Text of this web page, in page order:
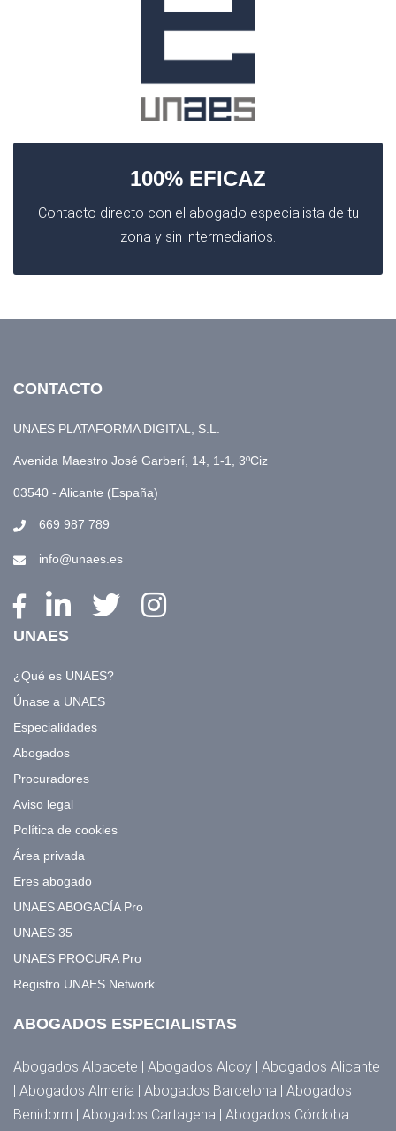
100% EFICAZ
Contacto directo con el abogado especialista de tu
zona y sin intermediarios.
CONTACTO
UNAES PLATAFORMA DIGITAL, S.L.
Avenida Maestro José Garberí, 14, 1-1, 3ºCiz
03540 - Alicante (España)
669 987 789
info@unaes.es
UNAES
¿Qué es UNAES?
Únase a UNAES
Especialidades
Abogados
Procuradores
Aviso legal
Política de cookies
Área privada
Eres abogado
UNAES ABOGACÍA Pro
UNAES 35
UNAES PROCURA Pro
Registro UNAES Network
ABOGADOS ESPECIALISTAS
Abogados Albacete | Abogados Alcoy | Abogados Alicante
| Abogados Almería | Abogados Barcelona | Abogados
Benidorm | Abogados Cartagena | Abogados Córdoba |